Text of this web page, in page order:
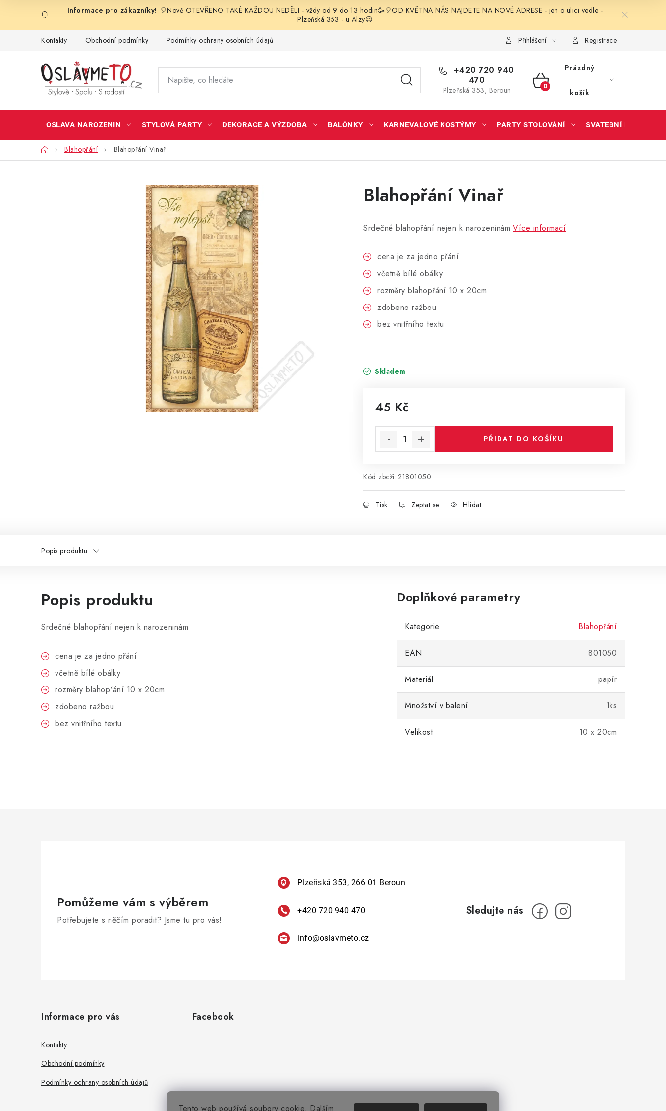
Tento web používá soubory cookie. Dalším
obsah
🎈Nově OTEVŘENO TAKÉ KAŽDOU NEDĚLI - vždy od 9 do 13 hodin🥳🎈OD KVĚTNA NÁS NAJDETE NA NOVÉ ADRESE - jen o ulici vedle -
Plzeňská 353 - u Alzy😉
Kontakty Obchodní podmínky Podmínky ochrany osobních údajů Přihlášení Registrace
+420 720 940
470
Plzeňská 353, Beroun
NÁKUPNÍ
Prázdný
košík
OSLAVA NAROZENIN STYLOVÁ PARTY DEKORACE A VÝZDOBA BALÓNKY KARNEVALOVÉ KOSTÝMY PARTY STOLOVÁNÍ SVATEBNÍ DOPLŇKY
DomůBlahopřání Blahopřání Vinař
Blahopřání Vinař
Srdečné blahopřání nejen k narozeninám Více informací
cena je za jedno přání
včetně bílé obálky
rozměry blahopřání 10 x 20cm
zdobeno ražbou
bez vnitřního textu
Skladem
45 Kč
PŘIDAT DO KOŠÍKU
Kód zboží: 21801050
Tisk Zeptat se Hlídat
Popis produktu
Popis produktu
Srdečné blahopřání nejen k narozeninám
cena je za jedno přání
včetně bílé obálky
rozměry blahopřání 10 x 20cm
zdobeno ražbou
bez vnitřního textu
Doplňkové parametry
Kategorie Blahopřání
EAN 801050
Materiál papír
Množství v balení 1ks
Velikost 10 x 20cm
Pomůžeme vám s výběrem
Potřebujete s něčím poradit? Jsme tu pro vás!
Plzeňská 353, 266 01 Beroun
+420 720 940 470
info@oslavmeto.cz
Informace pro vás
Kontakty
Obchodní podmínky
Podmínky ochrany osobních údajů
Facebook